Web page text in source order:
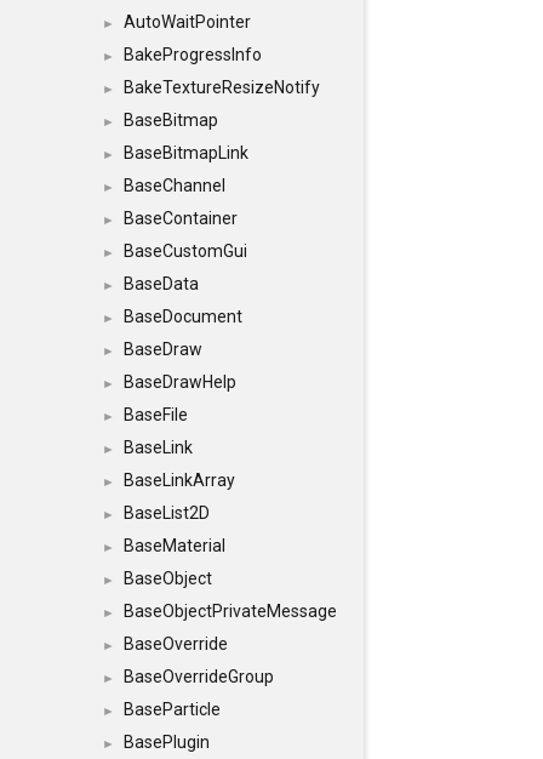
► AutoWaitPointer
► BakeProgressInfo
► BakeTextureResizeNotify
► BaseBitmap
► BaseBitmapLink
► BaseChannel
► BaseContainer
► BaseCustomGui
► BaseData
► BaseDocument
► BaseDraw
► BaseDrawHelp
► BaseFile
► BaseLink
► BaseLinkArray
► BaseList2D
► BaseMaterial
► BaseObject
► BaseObjectPrivateMessage
► BaseOverride
► BaseOverrideGroup
► BaseParticle
► BasePlugin